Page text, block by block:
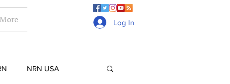
More Log In
NRN USA